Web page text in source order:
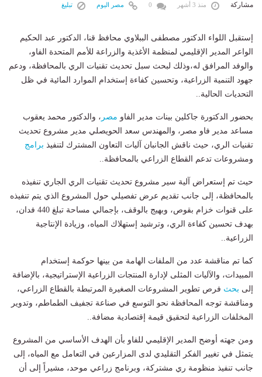
مشاركة منذ 3 أشهر مصر اليوم تبليغ
إستقبل اللواء الدكتور مصطفى الببلاوي محافظ قنا، الدكتور عبد الحكيم
الواعر المدير الإقليمي لمنظمة الأغذية والزراعة للأمم المتحدة الفاو،
والوفد المرافق له،وذلك لبحث سبل تحديث تقنيات الري بالمحافظة، ودعم
جهود التنمية الزراعية، وتحسين كفاءة إستخدام الموارد المائية في ظل
التحديات الحالية..
​بحضور الدكتورة جاكلين بينات مدير الفاو مصر ، والدكتور محمد يعقوب
مساعد مدير فاو مصر، والمهندس سعد الحويصلي مدير مشروع تحديث
تقنيات الري، حيث ناقش الجانبان آليات التعاون المشترك لتنفيذ برامج
ومشروعات تدعم القطاع الزراعي بالمحافظة..
حيث تم إستعراض آلية سير مشروع تحديث تقنيات الري الجاري تنفيذه
بالمحافظة، إلى جانب تقديم عرض تفصيلي حول المشروع الذي يتم تنفيذه
على قنوات خزام بقوص، وبهيج بالوقف، بإجمالي مساحة تبلغ 440 فدان،
بهدف تحسين كفاءة الري، وترشيد إستهلاك المياه، وزيادة الإنتاجية
الزراعية..
​كما تم مناقشة عدد من الملفات الهامة من بينها حوكمة إستخدام
المبيدات، والآليات المثلى لإدارة المنتجات الزراعية الإستراتيجية، بالإضافة
إلى بحث فرص تطوير المشروعات الصغيرة المرتبطة بالقطاع الزراعي،
ومناقشة توجه المحافظة نحو التوسع في صناعة تجفيف الطماطم، وتدوير
المخلفات الزراعية لتحقيق قيمة إقتصادية مضافة..
​ومن جهته أوضح المدير الإقليمي للفاو بأن الهدف الأساسي من المشروع
يتمثل في تغيير الفكر التقليدي لدى المزارعين في التعامل مع المياه، إلى
جانب تنفيذ منظومة ري مشتركة، وبرنامج زراعي موحد، مشيراً إلى أن